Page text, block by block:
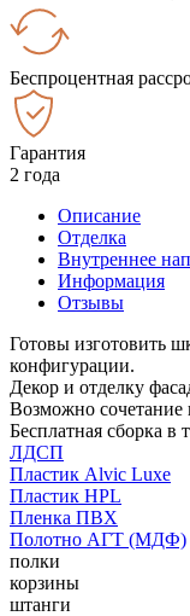
Беспроцентная
Гарантия
2 года
Описание
Отделка
Внутреннее
Информация
Отзывы
Готовы изготовить
конфигурации.
Декор и отделку
Возможно сочетание
Бесплатная сборка в
ЛДСП
Пластик Alvic Luxe
Пластик HPL
Пленка ПВХ
Полотно АГТ (МДФ)
полки
корзины
штанги